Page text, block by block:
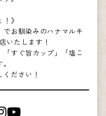
》
でお馴染みのハナマルキ
いたします！
すぐ旨カップ」「塩こ
ださい！